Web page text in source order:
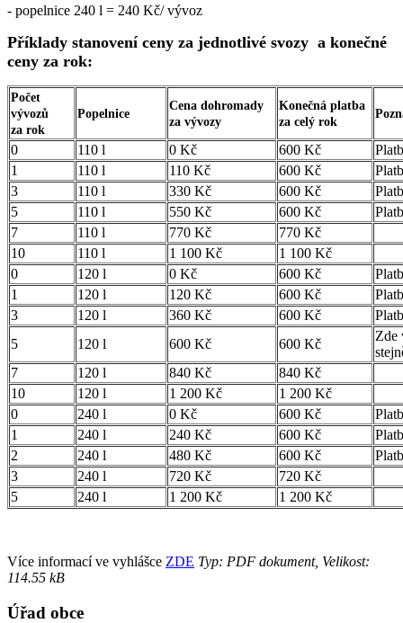
- popelnice 240 l = 240 Kč/ vývoz
Příklady stanovení ceny za jednotlivé svozy a konečné
ceny za rok:
Počet
vývozů
za rok
Popelnice
Cena dohromady
za vývozy
Konečná platba
za celý rok
0 110 l 0 Kč 600 Kč
1
110 l 110 Kč 600 Kč
3
110 l 330 Kč 600 Kč
5
110 l 550 Kč 600 Kč
7
110 l 770 Kč
770 Kč
10
110 l 1 100 Kč
1 100 Kč
0
120 l 0 Kč 600 Kč
1
120 l 120 Kč 600 Kč
3
120 l 360 Kč 600 Kč
5
120 l 600 Kč 600 Kč
Zde
7
120 l 840 Kč
840 Kč
10
120 l 1 200 Kč
1 200 Kč
0
240 l 0 Kč 600 Kč
1
240 l 240 Kč 600 Kč
2
240 l 480 Kč 600 Kč
3
240 l 720 Kč
720 Kč
5
240 l 1 200 Kč 1 200 Kč
Více informací ve vyhlášce ZDE Typ: PDF dokument, Velikost:
114.55 kB
Úřad obce